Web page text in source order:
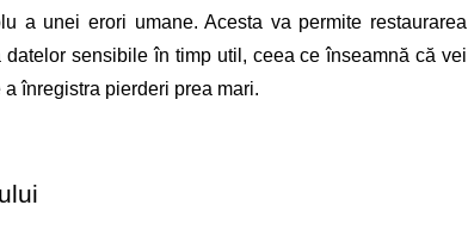
a unei erori umane. Acesta va permite restaurarea
datelor sensibile în timp util, ceea ce înseamnă că vei
înregistra pierderi prea mari.